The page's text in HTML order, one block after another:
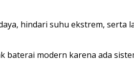
hindari suhu ekstrem, serta
baterai modern karena ada